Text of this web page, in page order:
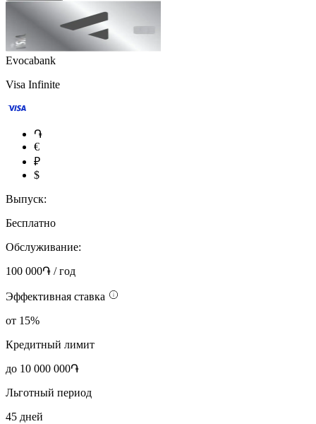
Evocabank
Visa Infinite
֏
€
₽
$
Выпуск:
Бесплатно
Обслуживание:
100 000֏ / год
Эффективная ставка
от 15%
Кредитный лимит
до 10 000 000֏
Льготный период
45 дней